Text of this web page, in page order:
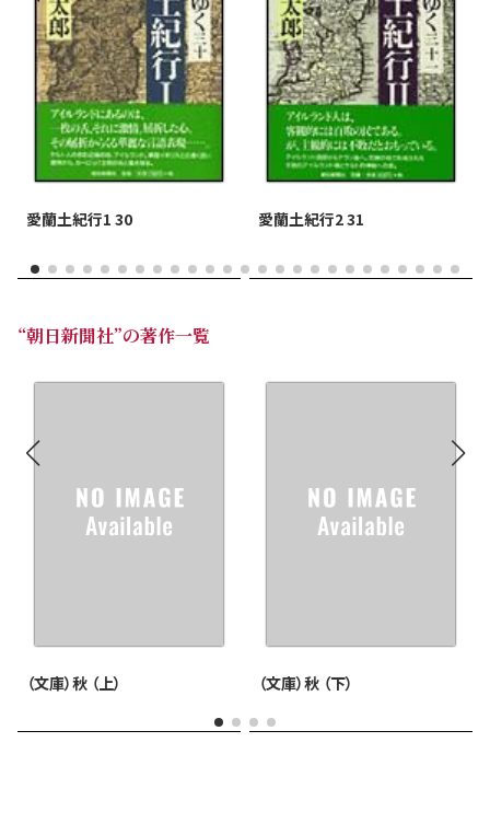
愛蘭土紀行1 30 愛蘭土紀行2 31
“朝日新聞社”の著作一覧
（文庫）秋 （上） （文庫）秋 （下）